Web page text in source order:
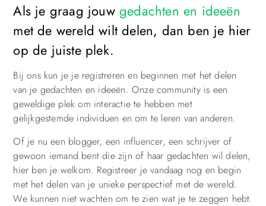
Als je graag jouw gedachten en ideeën
met de wereld wilt delen, dan ben je hier
op de juiste plek.
Bij ons kun je je registreren en beginnen met het delen
van je gedachten en ideeën. Onze community is een
geweldige plek om interactie te hebben met
gelijkgestemde individuen en om te leren van anderen.
Of je nu een blogger, een influencer, een schrijver of
gewoon iemand bent die zijn of haar gedachten wil delen,
hier ben je welkom. Registreer je vandaag nog en begin
met het delen van je unieke perspectief met de wereld.
We kunnen niet wachten om te zien wat je te zeggen hebt.